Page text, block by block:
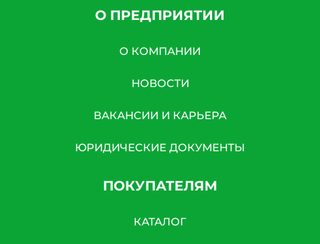
О ПРЕДПРИЯТИИ
О КОМПАНИИ
НОВОСТИ
ВАКАНСИИ И КАРЬЕРА
ЮРИДИЧЕСКИЕ ДОКУМЕНТЫ
ПОКУПАТЕЛЯМ
КАТАЛОГ